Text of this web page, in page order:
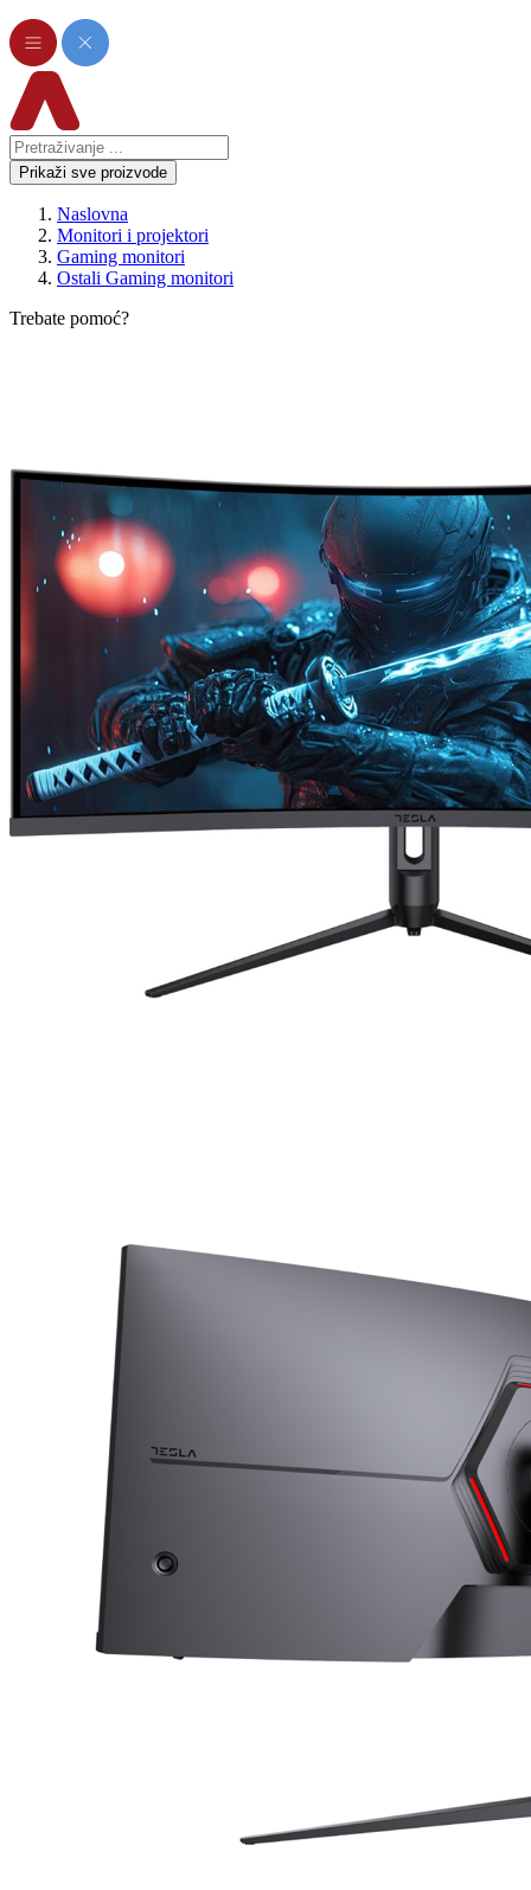
Prikaži sve proizvode
Naslovna
Monitori i projektori
Gaming monitori
Ostali Gaming monitori
Trebate pomoć?